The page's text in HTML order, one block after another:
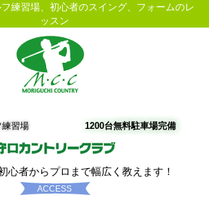
練習場、初心者のスイング、フォームのレ
ッスン
練習場 1200台無料駐車場完備
心者からプロまで幅広く教えます！
ACCESS